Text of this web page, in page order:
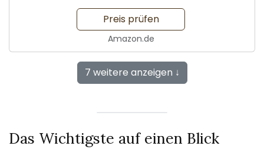
Preis prüfen
Amazon.de
7 weitere anzeigen ↓
Das Wichtigste auf einen Blick